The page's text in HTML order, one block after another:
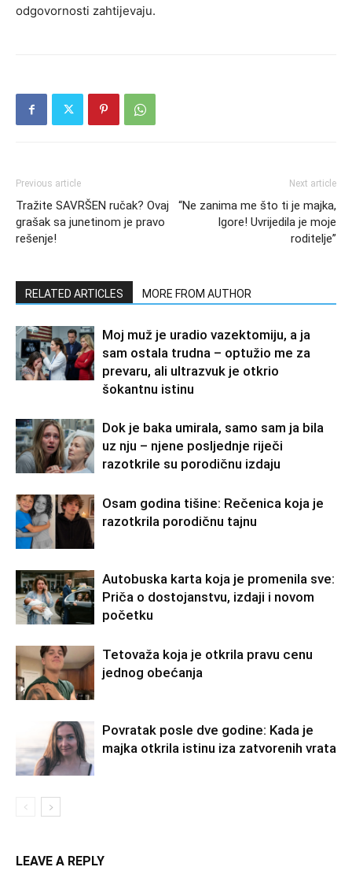
odgovornosti zahtijevaju.
Previous article
Tražite SAVRŠEN ručak? Ovaj
grašak sa junetinom je pravo
rešenje!
Next article
“Ne zanima me što ti je majka,
Igore! Uvrijedila je moje
roditelje”
RELATED ARTICLES MORE FROM AUTHOR
Moj muž je uradio vazektomiju, a ja
sam ostala trudna – optužio me za
prevaru, ali ultrazvuk je otkrio
šokantnu istinu
Dok je baka umirala, samo sam ja bila
uz nju – njene posljednje riječi
razotkrile su porodičnu izdaju
Osam godina tišine: Rečenica koja je
razotkrila porodičnu tajnu
Autobuska karta koja je promenila sve:
Priča o dostojanstvu, izdaji i novom
početku
Tetovaža koja je otkrila pravu cenu
jednog obećanja
Povratak posle dve godine: Kada je
majka otkrila istinu iza zatvorenih vrata
LEAVE A REPLY